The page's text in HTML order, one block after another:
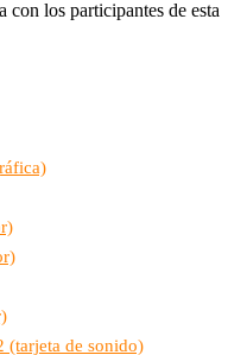
con los participantes de esta
(tarjeta de sonido)